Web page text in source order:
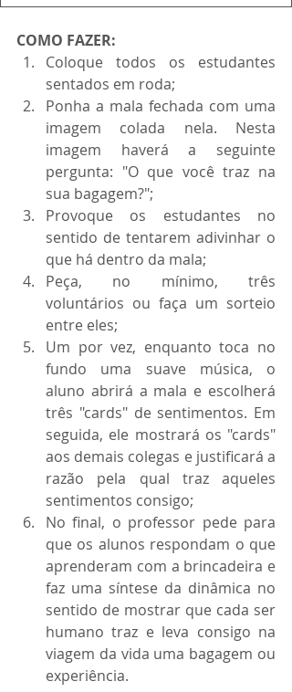
COMO FAZER:
Coloque todos os estudantes
sentados em roda;
Ponha a mala fechada com uma
imagem colada nela. Nesta
imagem haverá a seguinte
pergunta: "O que você traz na
sua bagagem?";
Provoque os estudantes no
sentido de tentarem adivinhar o
que há dentro da mala;
Peça, no mínimo, três
voluntários ou faça um sorteio
entre eles;
Um por vez, enquanto toca no
fundo uma suave música, o
aluno abrirá a mala e escolherá
três "cards" de sentimentos. Em
seguida, ele mostrará os "cards"
aos demais colegas e justificará a
razão pela qual traz aqueles
sentimentos consigo;
No final, o professor pede para
que os alunos respondam o que
aprenderam com a brincadeira e
faz uma síntese da dinâmica no
sentido de mostrar que cada ser
humano traz e leva consigo na
viagem da vida uma bagagem ou
experiência.